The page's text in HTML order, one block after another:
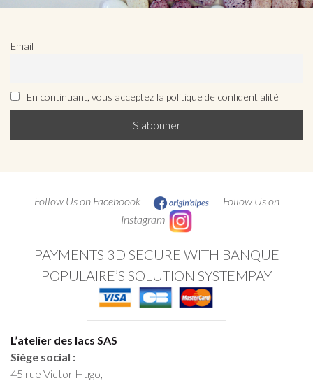
Email
En continuant, vous acceptez la politique de confidentialité
Follow Us on Faceboook
Follow Us on
Instagram
PAYMENTS 3D SECURE WITH BANQUE
POPULAIRE’S SOLUTION SYSTEMPAY
L’atelier des lacs SAS
Siège social :
45 rue Victor Hugo,